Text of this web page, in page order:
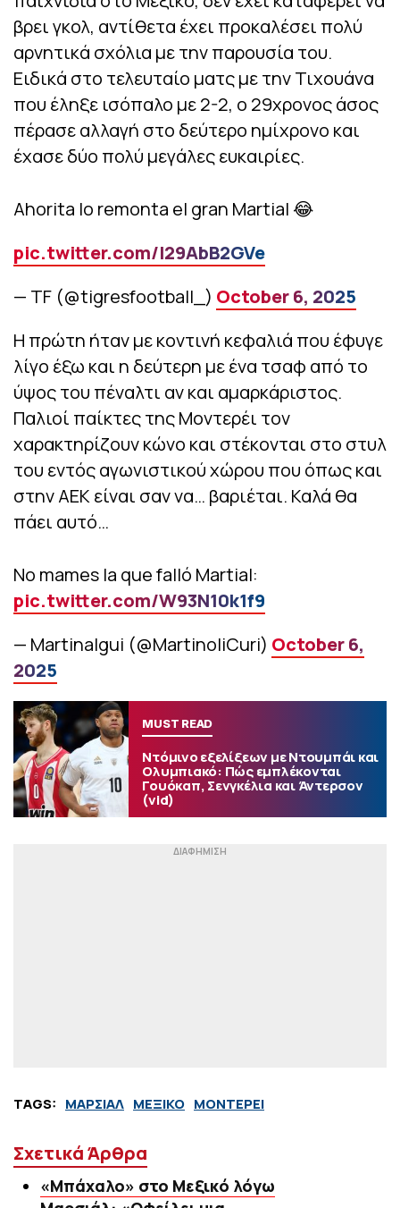
βρει γκολ, αντίθετα έχει προκαλέσει πολύ
αρνητικά σχόλια με την παρουσία του.
Ειδικά στο τελευταίο ματς με την Τιχουάνα
που έληξε ισόπαλο με 2-2, ο 29χρονος άσος
πέρασε αλλαγή στο δεύτερο ημίχρονο και
έχασε δύο πολύ μεγάλες ευκαιρίες.
Ahorita lo remonta el gran Martial 😂
pic.twitter.com/l29AbB2GVe
— TF (@tigresfootball_) October 6, 2025
Η πρώτη ήταν με κοντινή κεφαλιά που έφυγε
λίγο έξω και η δεύτερη με ένα τσαφ από το
ύψος του πέναλτι αν και αμαρκάριστος.
Παλιοί παίκτες της Μοντερέι τον
χαρακτηρίζουν κώνο και στέκονται στο στυλ
του εντός αγωνιστικού χώρου που όπως και
στην ΑΕΚ είναι σαν να… βαριέται. Καλά θα
πάει αυτό…
No mames la que falló Martial:
pic.twitter.com/W93N10k1f9
— Martinalgui (@MartinoliCuri) October 6,
2025
MUST READ
Ντόμινο εξελίξεων με Ντουμπάι και
Ολυμπιακό: Πώς εμπλέκονται
Γουόκαπ, Σενγκέλια και Άντερσον
(vid)
TAGS: ΜΑΡΣΙΑΛ ΜΕΞΙΚΟ ΜΟΝΤΕΡΕΙ
Σχετικά Άρθρα
«Μπάχαλο» στο Μεξικό λόγω